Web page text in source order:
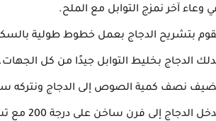
وعاء آخر نمزج التوابل مع الملح.
بتشريح الدجاج بعمل خطوط طولية
الدجاج بخليط التوابل جيدًا من كل الجهات.
نصف كمية الصوص إلى الدجاج ونتركه
الدجاج إلى فرن ساخن على درجة 200 مع تشغيل الشواية العلوية إن أمكن.